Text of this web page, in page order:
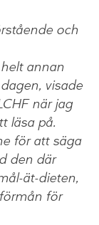
och
annan
visade
när jag
läsa på.
för att säga
den där
ät-dieten,
för